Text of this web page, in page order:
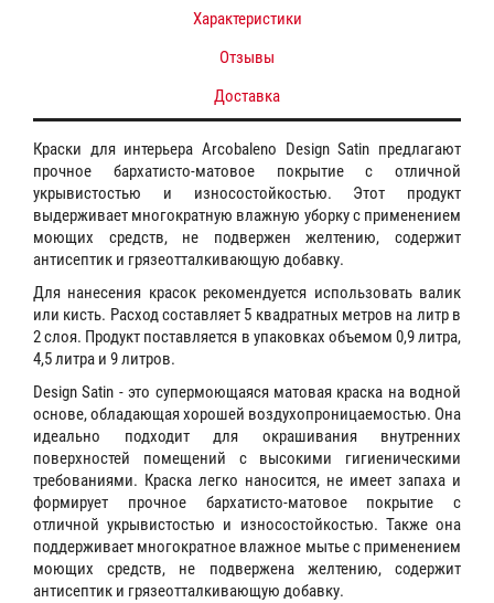
Характеристики
Отзывы
Доставка
Краски для интерьера Arcobaleno Design Satin предлагают
прочное бархатисто-матовое покрытие с отличной
укрывистостью и износостойкостью. Этот продукт
выдерживает многократную влажную уборку с применением
моющих средств, не подвержен желтению, содержит
антисептик и грязеотталкивающую добавку.
Для нанесения красок рекомендуется использовать валик
или кисть. Расход составляет 5 квадратных метров на литр в
2 слоя. Продукт поставляется в упаковках объемом 0,9 литра,
4,5 литра и 9 литров.
Design Satin - это супермоющаяся матовая краска на водной
основе, обладающая хорошей воздухопроницаемостью. Она
идеально подходит для окрашивания внутренних
поверхностей помещений с высокими гигиеническими
требованиями. Краска легко наносится, не имеет запаха и
формирует прочное бархатисто-матовое покрытие с
отличной укрывистостью и износостойкостью. Также она
поддерживает многократное влажное мытье с применением
моющих средств, не подвержена желтению, содержит
антисептик и грязеотталкивающую добавку.